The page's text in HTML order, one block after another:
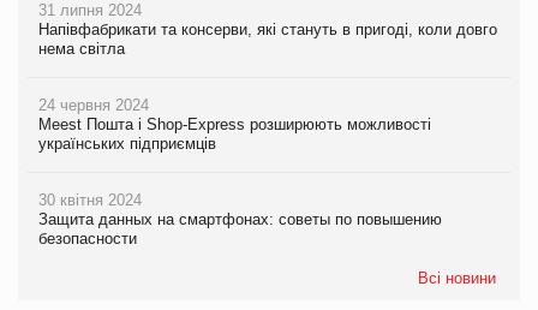
31 липня 2024
Напівфабрикати та консерви, які стануть в пригоді, коли довго
нема світла
24 червня 2024
Meest Пошта і Shop-Express розширюють можливості
українських підприємців
30 квітня 2024
Защита данных на смартфонах: советы по повышению
безопасности
Всі новини